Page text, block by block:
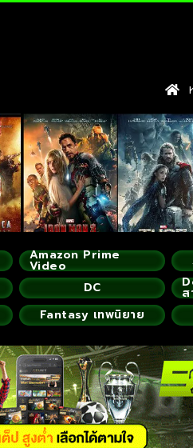
Amazon Prime
Video
DC ส
Fantasy เทพนิยาย